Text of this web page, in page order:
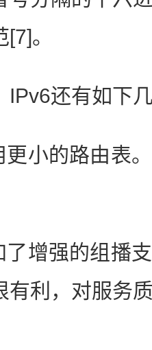
。
还有如下几
的路由表。
强的组播支
有利，对服务